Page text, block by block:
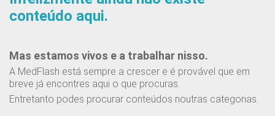
conteúdo aqui.
Mas estamos vivos e a trabalhar nisso.
A MedFlash está sempre a crescer e é provável que em
breve já encontres aqui o que procuras.
Entretanto podes procurar conteúdos noutras categorias.